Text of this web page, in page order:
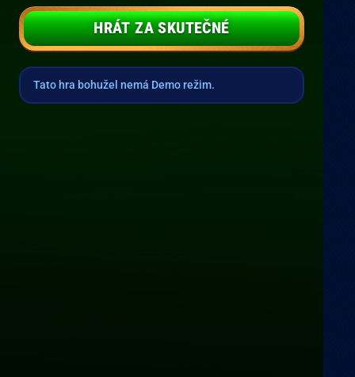
HRÁT ZA SKUTEČNÉ
Tato hra bohužel nemá Demo režim.